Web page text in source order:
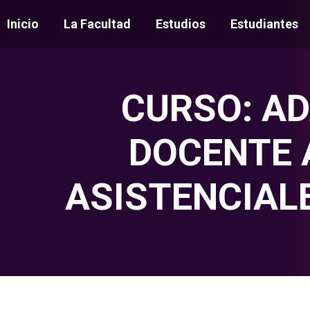
Inicio La Facultad Estudios Estudiantes
CURSO: